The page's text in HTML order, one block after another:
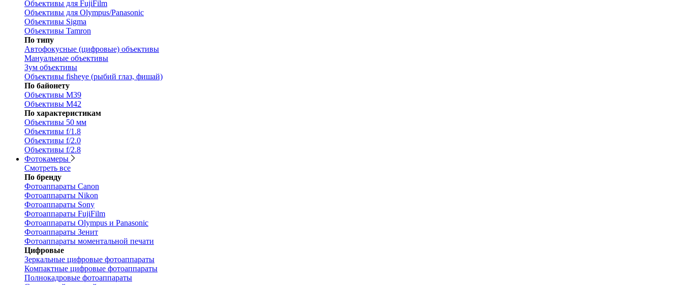
Объективы для FujiFilm
Объективы для Olympus/Panasonic
Объективы Sigma
Объективы Tamron
По типу
Автофокусные (цифровые) объективы
Мануальные объективы
Зум объективы
Объективы fisheye (рыбий глаз, фишай)
По байонету
Объективы M39
Объективы M42
По характеристикам
Объективы 50 мм
Объективы f/1.8
Объективы f/2.0
Объективы f/2.8
Фотокамеры
Смотреть все
По бренду
Фотоаппараты Canon
Фотоаппараты Nikon
Фотоаппараты Sony
Фотоаппараты FujiFilm
Фотоаппараты Olympus и Panasonic
Фотоаппараты Зенит
Фотоаппараты моментальной печати
Цифровые
Зеркальные цифровые фотоаппараты
Компактные цифровые фотоаппараты
Полнокадровые фотоаппараты